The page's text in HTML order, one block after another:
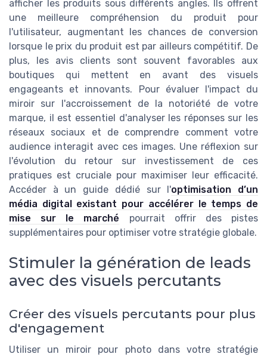
afficher les produits sous différents angles. Ils offrent
une meilleure compréhension du produit pour
l'utilisateur, augmentant les chances de conversion
lorsque le prix du produit est par ailleurs compétitif. De
plus, les avis clients sont souvent favorables aux
boutiques qui mettent en avant des visuels
engageants et innovants. Pour évaluer l'impact du
miroir sur l'accroissement de la notoriété de votre
marque, il est essentiel d'analyser les réponses sur les
réseaux sociaux et de comprendre comment votre
audience interagit avec ces images. Une réflexion sur
l'évolution du retour sur investissement de ces
pratiques est cruciale pour maximiser leur efficacité.
Accéder à un guide dédié sur l'optimisation d’un
média digital existant pour accélérer le temps de
mise sur le marché pourrait offrir des pistes
supplémentaires pour optimiser votre stratégie globale.
Stimuler la génération de leads
avec des visuels percutants
Créer des visuels percutants pour plus
d'engagement
Utiliser un miroir pour photo dans votre stratégie